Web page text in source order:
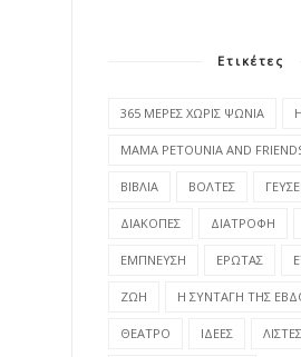
Ετικέτες
365 ΜΕΡΕΣ ΧΩΡΙΣ ΨΩΝΙΑ
MAMA PETOUNIA AND
ΒΙΒΛΙΑ ΒΟΛΤΕΣ
ΔΙΑΚΟΠΕΣ ΔΙΑΤΡΟΦΗ
ΕΜΠΝΕΥΣΗ ΕΡΩΤΑΣ
ΖΩΗ Η ΣΥΝΤΑΓΗ ΤΗΣ
ΘΕΑΤΡΟ ΙΔΕΕΣ ΛΙΣΤΕΣ